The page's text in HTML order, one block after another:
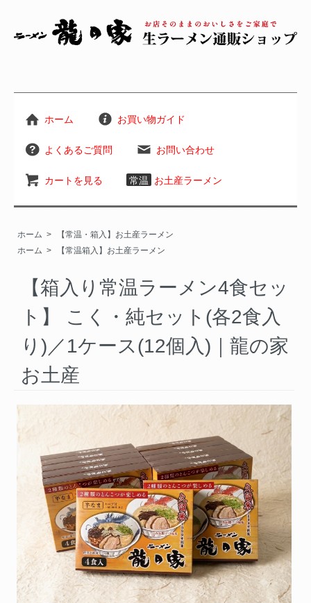
ホーム お買い物ガイド
よくあるご質問 お問い合わせ
カートを見る 常温 お土産ラーメン
ホーム >
【常温・箱入】お土産ラーメン
ホーム > 【常温箱入】お土産ラーメン
【箱入り常温ラーメン4食セッ
ト】 こく・純セット(各2食入
り)／1ケース(12個入)｜龍の家
お土産